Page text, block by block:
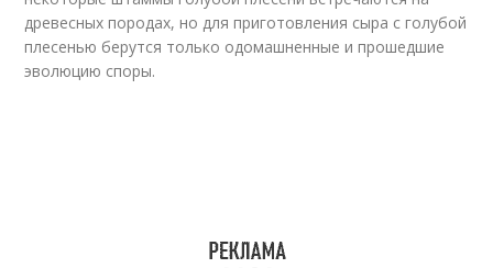
древесных породах, но для приготовления сыра с голубой
плесенью берутся только одомашненные и прошедшие
эволюцию споры.